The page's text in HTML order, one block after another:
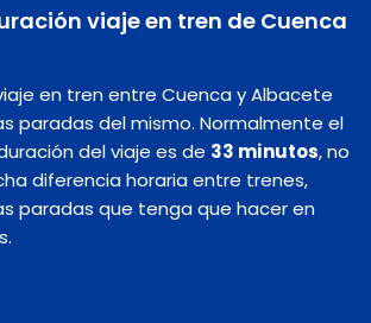
viaje en tren de Cuenca
en tren entre Cuenca y Albacete
paradas del mismo. Normalmente el
del viaje es de 33 minutos, no
diferencia horaria entre trenes,
paradas que tenga que hacer en